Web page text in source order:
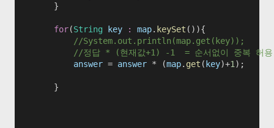
}
for(String key : map. keySet ()){
//System.out.println(map.get(key));
//정답 * (현재값+1) -1  = 순서없이 중복 허
answer = answer * (map. get ( key)+1 );
}